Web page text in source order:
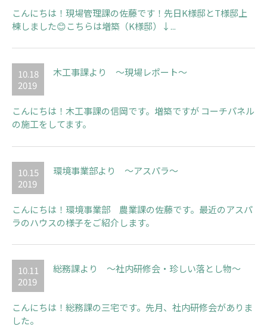
こんにちは！現場管理課の佐藤です！先日K様邸とT様邸上
棟しました😊こちらは増築（K様邸）↓...
10.18
2019
木工事課より ～現場レポート～
こんにちは！木工事課の信岡です。増築ですが コーチパネル
の施工をしてます。
10.15
2019
環境事業部より ～アスパラ～
こんにちは！環境事業部 農業課の佐藤です。最近のアスパ
ラのハウスの様子をご紹介します。
10.11
2019
総務課より ～社内研修会・珍しい落とし物～
こんにちは！総務課の三宅です。先月、社内研修会がありま
した。